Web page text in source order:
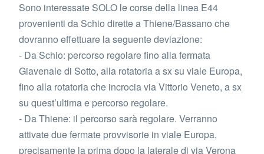
Sono interessate SOLO le corse della linea E44
provenienti da Schio dirette a Thiene/Bassano che
dovranno effettuare la seguente deviazione:
- Da Schio: percorso regolare fino alla fermata
Giavenale di Sotto, alla rotatoria a sx su viale Europa,
fino alla rotatoria che incrocia via Vittorio Veneto, a sx
su quest’ultima e percorso regolare.
- Da Thiene: il percorso sarà regolare. Verranno
attivate due fermate provvisorie in viale Europa,
precisamente la prima dopo la laterale di via Verona